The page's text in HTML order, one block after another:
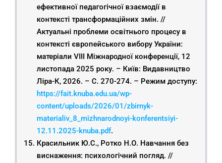
ефективної педагогічної взаємодії в
контексті трансформаційних змін. //
Актуальні проблеми освітнього процесу в
контексті європейського вибору України:
матеріали VIІІ Міжнародної конференції, 12
листопада 2025 року. – Київ: Видавництво
Ліра-К, 2026. – С. 270-274. – Режим доступу:
https://fait.knuba.edu.ua/wp-
content/uploads/2026/01/zbirnyk-
materialiv_8_mizhnarodnoyi-konferentsiyi-
12.11.2025-knuba.pdf.
Красильник Ю.С., Ротко Н.О. Навчання без
виснаження: психологічний погляд. //